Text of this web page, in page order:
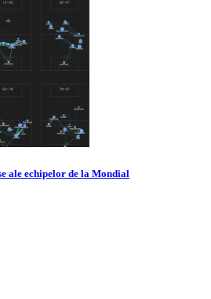
ale echipelor de la Mondial